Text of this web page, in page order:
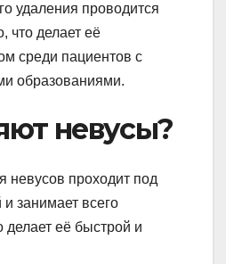
удаления проводится
что делает её
среди пациентов с
образованиями.
невусы?
невусов проходит под
занимает всего
делает её быстрой и